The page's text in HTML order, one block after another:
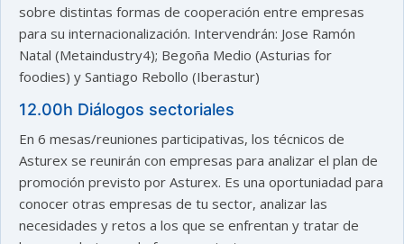
sobre distintas formas de cooperación entre empresas
para su internacionalización. Intervendrán: Jose Ramón
Natal (Metaindustry4); Begoña Medio (Asturias for
foodies) y Santiago Rebollo (Iberastur)
12.00h Diálogos sectoriales
En 6 mesas/reuniones participativas, los técnicos de
Asturex se reunirán con empresas para analizar el plan de
promoción previsto por Asturex. Es una oportuniadad para
conocer otras empresas de tu sector, analizar las
necesidades y retos a los que se enfrentan y tratar de